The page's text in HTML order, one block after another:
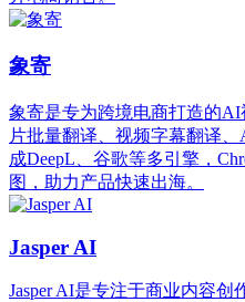
象寄
象寄是专为跨境电商打造的
片批量翻译、视频字幕翻译
成DeepL、谷歌等多引擎，
图，助力产品快速出海。
Jasper AI
Jasper AI是专注于商业内容